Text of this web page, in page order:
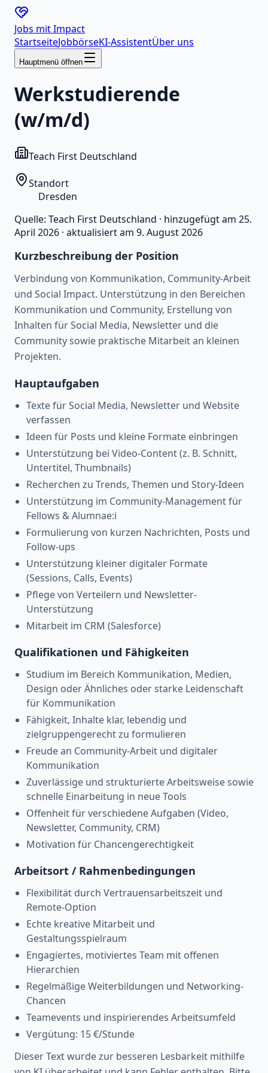
Jobs mitImpact
StartseiteJobbörseKI-AssistentÜber uns
Hauptmenü öffnen
Werkstudierende
(w/m/d)
Teach First Deutschland
Standort
Dresden
Quelle: Teach First Deutschland · hinzugefügt am 25.
April 2026 · aktualisiert am 9. August 2026
Kurzbeschreibung der Position
Verbindung von Kommunikation, Community-Arbeit
und Social Impact. Unterstützung in den Bereichen
Kommunikation und Community, Erstellung von
Inhalten für Social Media, Newsletter und die
Community sowie praktische Mitarbeit an kleinen
Projekten.
Hauptaufgaben
Texte für Social Media, Newsletter und Website
verfassen
Ideen für Posts und kleine Formate einbringen
Unterstützung bei Video-Content (z. B. Schnitt,
Untertitel, Thumbnails)
Recherchen zu Trends, Themen und Story-Ideen
Unterstützung im Community-Management für
Fellows & Alumnae:i
Formulierung von kurzen Nachrichten, Posts und
Follow-ups
Unterstützung kleiner digitaler Formate
(Sessions, Calls, Events)
Pflege von Verteilern und Newsletter-
Unterstützung
Mitarbeit im CRM (Salesforce)
Qualifikationen und Fähigkeiten
Studium im Bereich Kommunikation, Medien,
Design oder Ähnliches oder starke Leidenschaft
für Kommunikation
Fähigkeit, Inhalte klar, lebendig und
zielgruppengerecht zu formulieren
Freude an Community-Arbeit und digitaler
Kommunikation
Zuverlässige und strukturierte Arbeitsweise sowie
schnelle Einarbeitung in neue Tools
Offenheit für verschiedene Aufgaben (Video,
Newsletter, Community, CRM)
Motivation für Chancengerechtigkeit
Arbeitsort / Rahmenbedingungen
Flexibilität durch Vertrauensarbeitszeit und
Remote-Option
Echte kreative Mitarbeit und
Gestaltungsspielraum
Engagiertes, motiviertes Team mit offenen
Hierarchien
Regelmäßige Weiterbildungen und Networking-
Chancen
Teamevents und inspirierendes Arbeitsumfeld
Vergütung: 15 €/Stunde
Dieser Text wurde zur besseren Lesbarkeit mithilfe